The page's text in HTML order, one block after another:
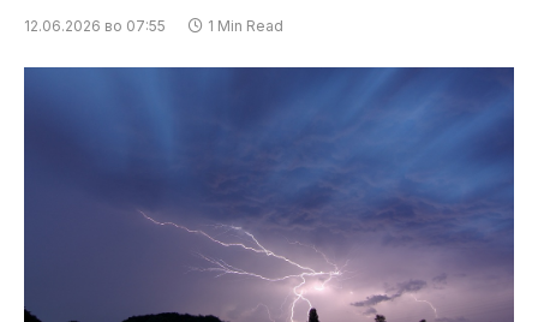
12.06.2026 во 07:55 1 Min Read